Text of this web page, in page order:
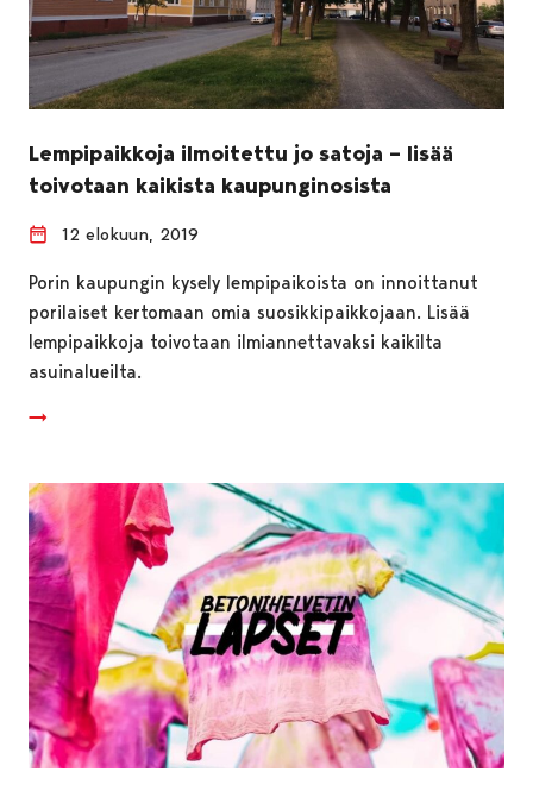
Lempipaikkoja ilmoitettu jo satoja – lisää
toivotaan kaikista kaupunginosista
12 elokuun, 2019
Porin kaupungin kysely lempipaikoista on innoittanut
porilaiset kertomaan omia suosikkipaikkojaan. Lisää
lempipaikkoja toivotaan ilmiannettavaksi kaikilta
asuinalueilta.